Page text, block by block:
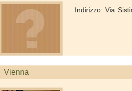
Indirizzo: Via
Vienna